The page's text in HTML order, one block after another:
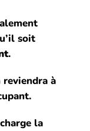
soit
.
reviendra à
la